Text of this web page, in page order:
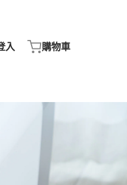
入 購物車